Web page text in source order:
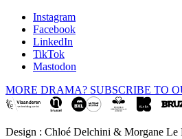
Instagram
Facebook
LinkedIn
TikTok
Mastodon
MORE DRAMA? SUBSCRIBE TO
Design : Chloé Delchini & Morgane Le